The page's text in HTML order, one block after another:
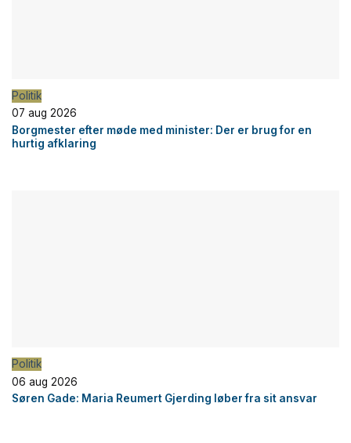
Politik
07 aug 2026
Borgmester efter møde med minister: Der er brug for en
hurtig afklaring
Politik
06 aug 2026
Søren Gade: Maria Reumert Gjerding løber fra sit ansvar